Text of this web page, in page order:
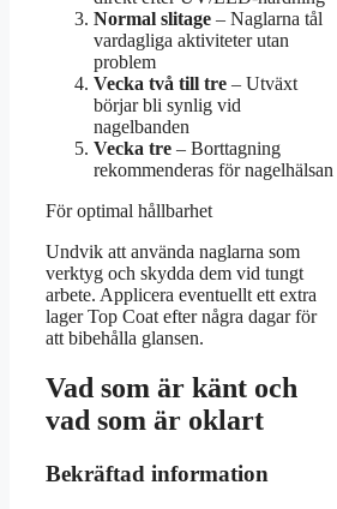
Normal slitage – Naglarna tål
vardagliga aktiviteter utan
problem
Vecka två till tre – Utväxt
börjar bli synlig vid
nagelbanden
Vecka tre – Borttagning
rekommenderas för nagelhälsan
För optimal hållbarhet
Undvik att använda naglarna som
verktyg och skydda dem vid tungt
arbete. Applicera eventuellt ett extra
lager Top Coat efter några dagar för
att bibehålla glansen.
Vad som är känt och
vad som är oklart
Bekräftad information